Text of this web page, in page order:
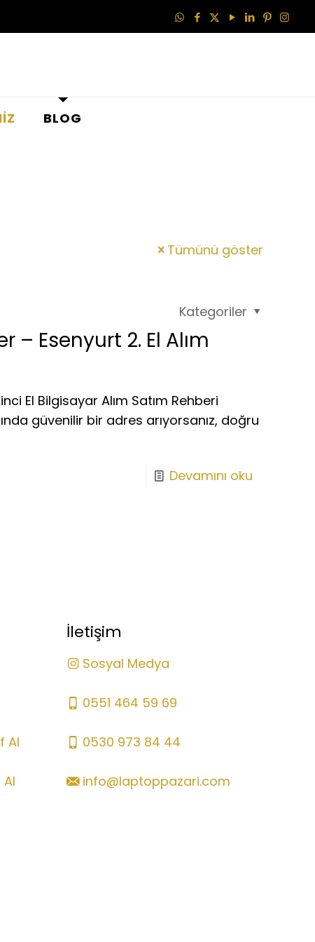
BLOG
Tümünü göster
Kategoriler
– Esenyurt 2. El Alım
El Bilgisayar Alım Satım Rehberi
güvenilir bir adres arıyorsanız, doğru
Devamını oku
Al
İletişim
Sosyal Medya
0551 464 59 69
0530 973 84 44
info@laptoppazari.com